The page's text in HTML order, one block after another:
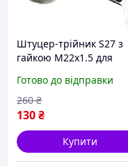
Штуцер-трійник S27 з
гайкою М22х1.5 для
трубопроводів у системі
водопостачання
Готово до відправки
130₴
260 ₴
Купити